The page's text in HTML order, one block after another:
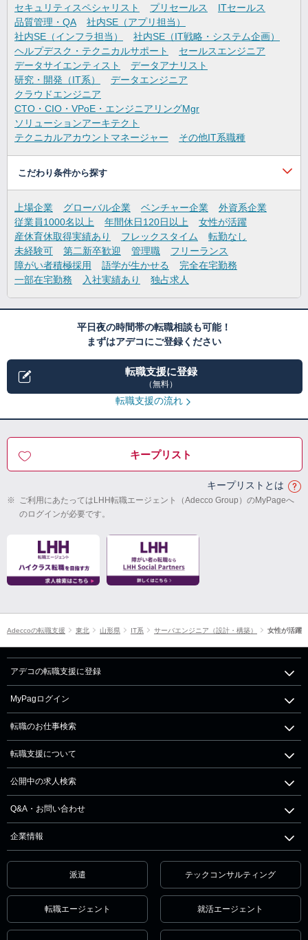
セキュリティスペシャリスト
プリセールス
ITセールス
品質管理・QA
社内SE（アプリ担当）
社内SE（インフラ担当）
社内SE（IT戦略・システム企画）
ヘルプデスク・テクニカルサポート
セールスエンジニア
データサイエンティスト
データアナリスト
研究・開発（IT系）
データエンジニア
クラウドエンジニア
CTO・CIO・VPoE・エンジニアリングMgr
ソリューションアーキテクト
テクニカルアカウントマネージャー
その他IT系職種
こだわり条件から探す
上場企業 グローバル企業 ベンチャー企業
外資系企業
従業員1000名以上
年間休日120日以上
女性が活躍
産休育休取得実績あり
フレックスタイム
転勤なし
未経験可
第二新卒歓迎 管理職
フリーランス
障がい者積極採用
語学が生かせる
完全在宅勤務
一部在宅勤務
入社実績あり 独占求人
平日夜の時間帯の転職相談も可能！
まずはアデコにご登録ください
転職支援に登録
（無料）
転職支援の流れ
キープリスト
キープリストとは
※ ご利用にあたってはLHH転職エージェント（Adecco Group）のMyPageへ
のログインが必要です。
Adeccoの転職支援 東北 山形県 IT系 サーバエンジニア（設計・構築） 女性が活躍
アデコの転職支援に登録
MyPagログイン
転職のお仕事検索
転職支援について
公開中の求人検索
Q&A・お問い合わせ
企業情報
派遣 テックコンサルティング
転職エージェント 就活エージェント